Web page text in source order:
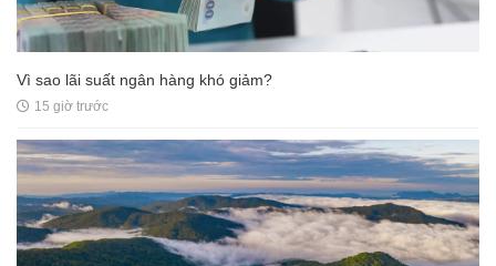
Chốt giá vàng hôm nay ngày 8/8 tăng rất mạnh trở lại